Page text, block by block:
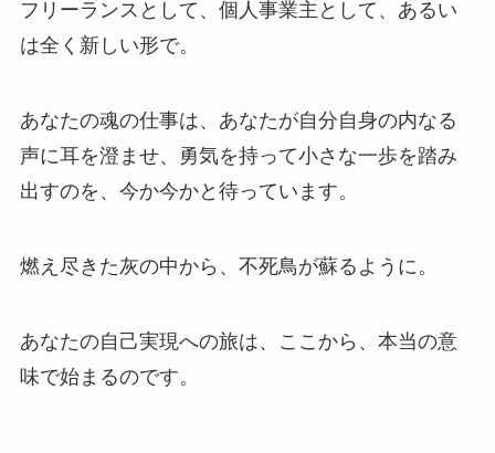
フリーランスとして、個人事業主として、あるい
は全く新しい形で。
あなたの魂の仕事は、あなたが自分自身の内なる
声に耳を澄ませ、勇気を持って小さな一歩を踏み
出すのを、今か今かと待っています。
燃え尽きた灰の中から、不死鳥が蘇るように。
あなたの自己実現への旅は、ここから、本当の意
味で始まるのです。